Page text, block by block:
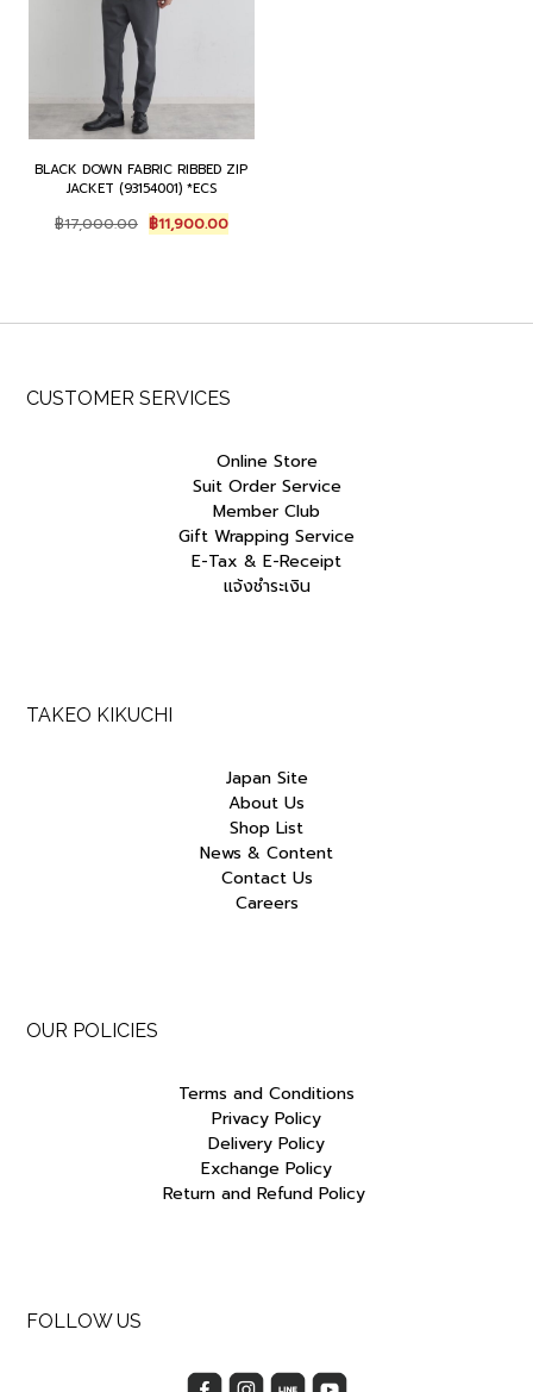
BLACK DOWN FABRIC RIBBED ZIP
JACKET (93154001) *ECS
฿17,000.00 Original
price
฿11,900.00Current
price
CUSTOMER SERVICES
Online Store
Suit Order Service
Member Club
Gift Wrapping Service
E-Tax & E-Receipt
แจ้งชำระเงิน
TAKEO KIKUCHI
Japan Site
About Us
Shop List
News & Content
Contact Us
Careers
OUR POLICIES
Terms and Conditions
Privacy Policy
Delivery Policy
Exchange Policy
Return and Refund Policy
FOLLOW US